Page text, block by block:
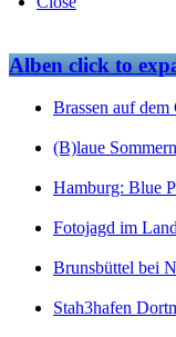
Albenclick to
Brassen auf dem
(B)laue
Hamburg: Blue
Fotojagd im
Brunsbüttel bei
Stah3hafen